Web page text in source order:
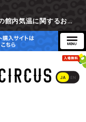
【重要】東京ミステリーサーカスの館内気温に関するお詫びとご参加辞退時の返金対応について
JA EN